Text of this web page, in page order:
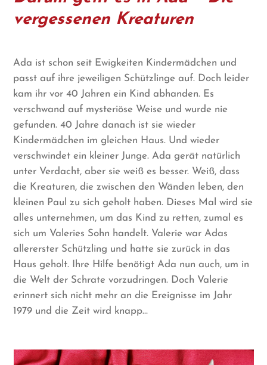
vergessenen Kreaturen
Ada ist schon seit Ewigkeiten Kindermädchen und
passt auf ihre jeweiligen Schützlinge auf. Doch leider
kam ihr vor 40 Jahren ein Kind abhanden. Es
verschwand auf mysteriöse Weise und wurde nie
gefunden. 40 Jahre danach ist sie wieder
Kindermädchen im gleichen Haus. Und wieder
verschwindet ein kleiner Junge. Ada gerät natürlich
unter Verdacht, aber sie weiß es besser. Weiß, dass
die Kreaturen, die zwischen den Wänden leben, den
kleinen Paul zu sich geholt haben. Dieses Mal wird sie
alles unternehmen, um das Kind zu retten, zumal es
sich um Valeries Sohn handelt. Valerie war Adas
allererster Schützling und hatte sie zurück in das
Haus geholt. Ihre Hilfe benötigt Ada nun auch, um in
die Welt der Schrate vorzudringen. Doch Valerie
erinnert sich nicht mehr an die Ereignisse im Jahr
1979 und die Zeit wird knapp…